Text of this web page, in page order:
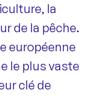
la
de la pêche.
européenne
le plus vaste
clé de